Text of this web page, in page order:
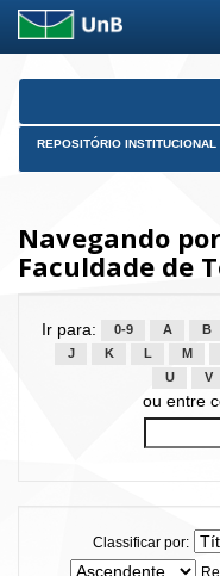
Skip
REPOSITÓRIO INSTITUCIONAL
Navegando
Faculdade de
Ir para: 0-9 A B
J
K L M
U
V
ou entre
Classificar por: